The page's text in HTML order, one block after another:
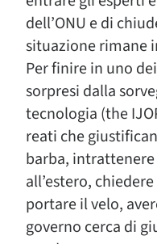
dell’ONU e di
situazione rimane
Per finire in uno
sorpresi dalla
tecnologia (the
reati che
barba,
all’estero,
portare il velo,
governo cerca di